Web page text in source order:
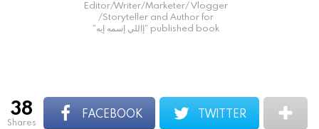
Editor/Writer/Marketer/ Vlogger
/Storyteller and Author for
published book “إاللي إسمه إيه”
38
shares
FACEBOOK TWITTER